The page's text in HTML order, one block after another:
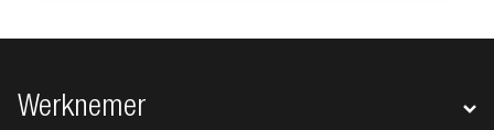
Footer navigatie
Werknemer